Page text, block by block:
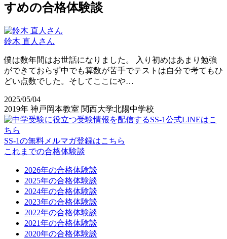
すめの合格体験談
鈴木 直人さん
僕は数年間はお世話になりました。 入り初めはあまり勉強
ができておらず中でも算数が苦手でテストは自分で考てもひ
どい点数でした。そしてここにや…
2025/05/04
2019年 神戸岡本教室 関西大学北陽中学校
SS-1の無料メルマガ登録はこちら
これまでの合格体験談
2026年の合格体験談
2025年の合格体験談
2024年の合格体験談
2023年の合格体験談
2022年の合格体験談
2021年の合格体験談
2020年の合格体験談